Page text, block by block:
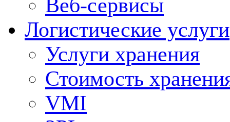
Веб-сервисы
Логистические услуги
Услуги хранения
Стоимость
VMI